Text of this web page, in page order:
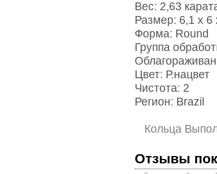
Вес: 2,63
Размер: 6,1 х
Форма: Round
Группа
Цвет: Р.нацвет
Чистота: 2
Регион: Brazil
Кольца
Отзывы